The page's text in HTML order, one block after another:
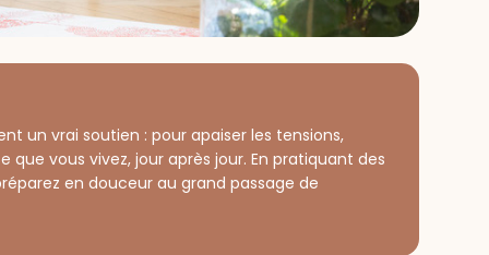
un vrai soutien : pour apaiser les tensions,
vous vivez, jour après jour. En pratiquant des
en douceur au grand passage de